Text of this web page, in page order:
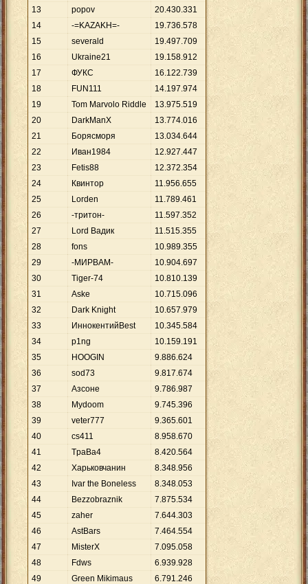
13
popov 20.430.331
14
-=KAZAKH=- 19.736.578
15
severald 19.497.709
16
Ukraine21 19.158.912
17
ФУКС 16.122.739
18
FUN111 14.197.974
19
Tom Marvolo Riddle 13.975.519
20
DarkManX 13.774.016
21
Борясморя 13.034.644
22
Иван1984 12.927.447
23
Fetis88 12.372.354
24
Квинтор 11.956.655
25
Lorden 11.789.461
26
-тритон- 11.597.352
27
Lord Вадик 11.515.355
28
fons 10.989.355
29
-МИРВАМ- 10.904.697
30
Tiger-74 10.810.139
31
Aske 10.715.096
32
Dark Knight 10.657.979
33
ИннокентийBest 10.345.584
34
p1ng 10.159.191
35
HOOGIN 9.886.624
36
sod73 9.817.674
37
Азсоне 9.786.987
38
Mydoom 9.745.396
39
veter777 9.365.601
40
cs411 8.958.670
41
TpaBa4 8.420.564
42
Харьковчанин 8.348.956
43
Ivar the Boneless 8.348.053
44
Bezzobraznik 7.875.534
45
zaher 7.644.303
46
AstBars 7.464.554
47
MisterX 7.095.058
48
Fdws 6.939.928
49
Green Mikimaus 6.791.246